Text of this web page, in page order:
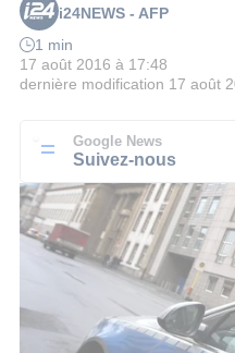
i24NEWS - AFP
1 min
17 août 2016 à 17:48
dernière modification 17 août
Google News
Suivez-nous